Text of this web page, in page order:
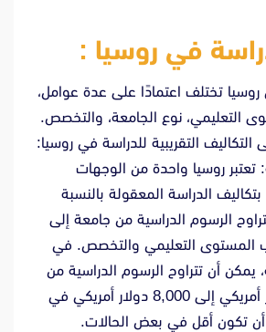
في روسيا :
تختلف اعتمادًا على عدة عوامل،
التعليمي، نوع الجامعة، والتخصص.
التقريبية للدراسة في روسيا:
تعتبر روسيا واحدة من الوجهات
بتكاليف الدراسة المعقولة بالنسبة
الرسوم الدراسية من جامعة إلى
التعليمي والتخصص. في
يمكن أن تتراوح الرسوم الدراسية من
حوالي 2,000 دولار أمريكي إلى 8,000 دولار أمريكي في
تكون أقل في بعض الحالات.